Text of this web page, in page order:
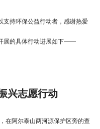
支持环保公益行动者，感谢热爱
展的具体行动进展如下——
兴志愿行动
在阿尔泰山两河源保护区旁的查